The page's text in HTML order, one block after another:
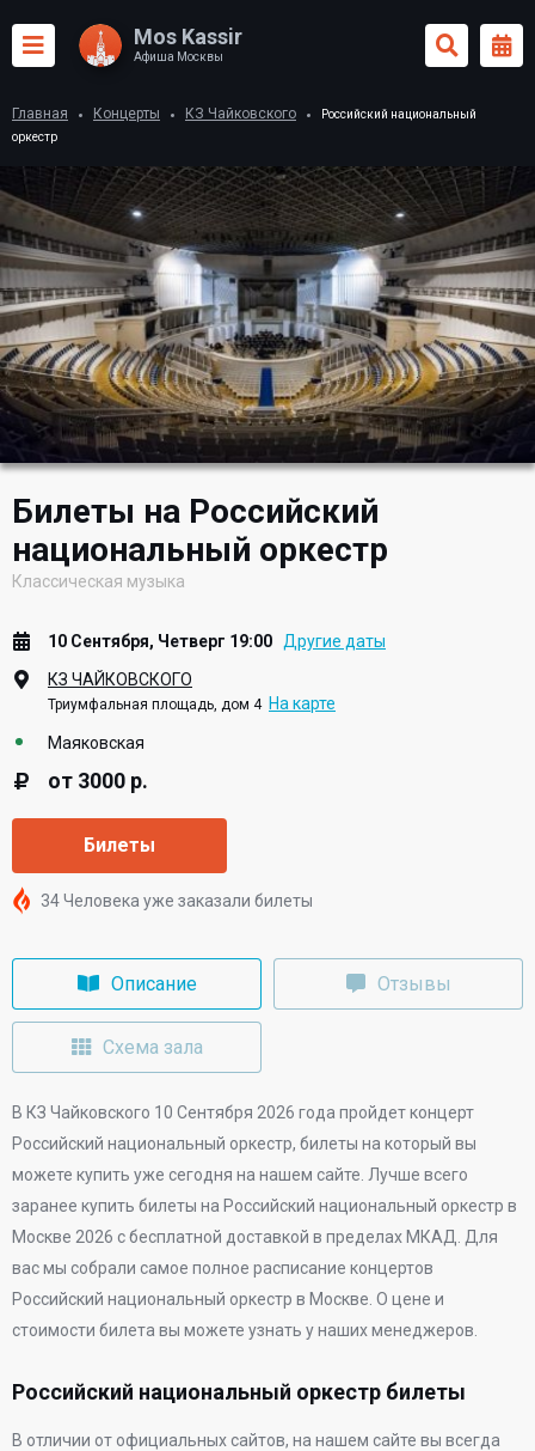
Mos Kassir
Афиша Москвы
Главная Концерты КЗ Чайковского
Российский национальный
оркестр
Билеты на Российский
национальный оркестр
Классическая музыка
10 Сентября, Четверг 19:00
Другие даты
КЗ ЧАЙКОВСКОГО
Триумфальная площадь, дом 4 На карте
Маяковская
от 3000 р.
Билеты
34 Человека уже заказали билеты
Описание Отзывы
Схема зала
В КЗ Чайковского 10 Сентября 2026 года пройдет концерт
Российский национальный оркестр, билеты на который вы
можете купить уже сегодня на нашем сайте. Лучше всего
заранее купить билеты на Российский национальный оркестр в
Москве 2026 с бесплатной доставкой в пределах МКАД. Для
вас мы собрали самое полное расписание концертов
Российский национальный оркестр в Москве. О цене и
стоимости билета вы можете узнать у наших менеджеров.
Российский национальный оркестр билеты
В отличии от официальных сайтов, на нашем сайте вы всегда